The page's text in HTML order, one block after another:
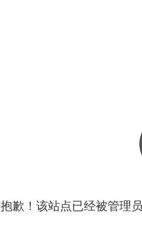
抱歉！该站点已经被管理